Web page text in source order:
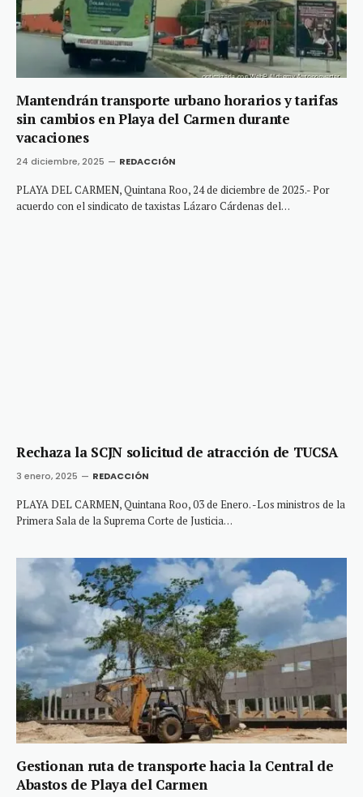
Mantendrán transporte urbano horarios y tarifas
sin cambios en Playa del Carmen durante
vacaciones
24 diciembre, 2025 REDACCIÓN
PLAYA DEL CARMEN, Quintana Roo, 24 de diciembre de 2025.- Por
acuerdo con el sindicato de taxistas Lázaro Cárdenas del…
Rechaza la SCJN solicitud de atracción de TUCSA
3 enero, 2025 REDACCIÓN
PLAYA DEL CARMEN, Quintana Roo, 03 de Enero. -Los ministros de la
Primera Sala de la Suprema Corte de Justicia…
Gestionan ruta de transporte hacia la Central de
Abastos de Playa del Carmen